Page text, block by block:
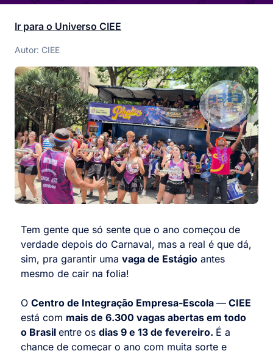
Ir para o Universo CIEE
Autor: CIEE
Tem gente que só sente que o ano começou de
verdade depois do Carnaval, mas a real é que dá,
sim, pra garantir uma vaga de Estágio antes
mesmo de cair na folia!
O Centro de Integração Empresa-Escola — CIEE
está com mais de 6.300 vagas abertas em todo
o Brasil entre os dias 9 e 13 de fevereiro. É a
chance de começar o ano com muita sorte e